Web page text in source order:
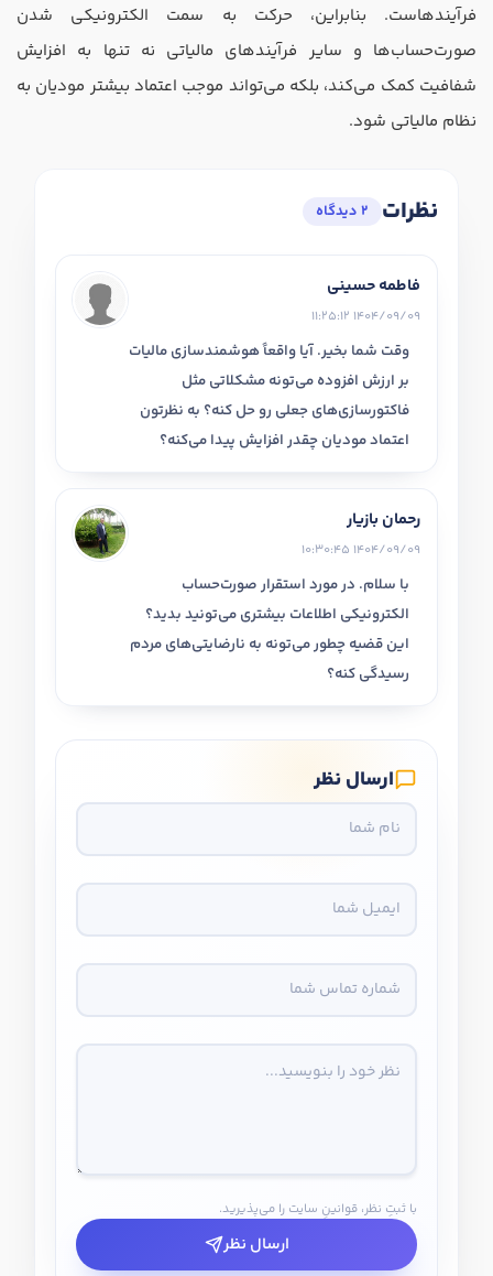
فرآیندهاست. بنابراین، حرکت به سمت الکترونیکی شدن
صورت‌حساب‌ها و سایر فرآیندهای مالیاتی نه تنها به افزایش
شفافیت کمک می‌کند، بلکه می‌تواند موجب اعتماد بیشتر مودیان به
نظام مالیاتی شود.
نظرات 2 دیدگاه
فاطمه حسینی
1404/09/09 11:25:12
وقت شما بخیر. آیا واقعاً هوشمندسازی مالیات
بر ارزش افزوده می‌تونه مشکلاتی مثل
فاکتورسازی‌های جعلی رو حل کنه؟ به نظرتون
اعتماد مودیان چقدر افزایش پیدا می‌کنه؟
رحمان بازیار
1404/09/09 10:30:45
با سلام. در مورد استقرار صورت‌حساب
الکترونیکی اطلاعات بیشتری می‌تونید بدید؟
این قضیه چطور می‌تونه به نارضایتی‌های مردم
رسیدگی کنه؟
ارسال نظر
با ثبتِ نظر، قوانینِ سایت را می‌پذیرید.
ارسال نظر